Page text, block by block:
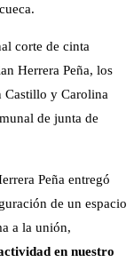
corte de cinta
Herrera Peña, los
Castillo y Carolina
de junta de
Peña entregó
de un espacio
a la unión,
en nuestro